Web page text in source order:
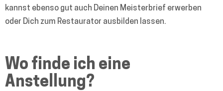
kannst ebenso gut auch Deinen Meisterbrief erwerben
oder Dich zum Restaurator ausbilden lassen.
Wo finde ich eine
Anstellung?